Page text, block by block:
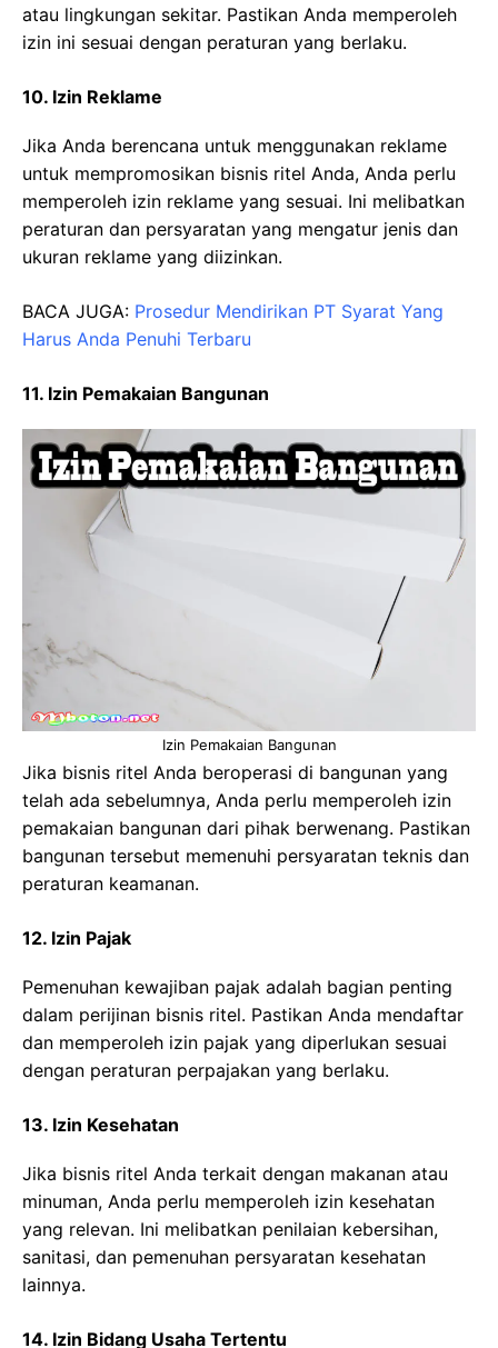
atau lingkungan sekitar. Pastikan Anda memperoleh
izin ini sesuai dengan peraturan yang berlaku.
10. Izin Reklame
Jika Anda berencana untuk menggunakan reklame
untuk mempromosikan bisnis ritel Anda, Anda perlu
memperoleh izin reklame yang sesuai. Ini melibatkan
peraturan dan persyaratan yang mengatur jenis dan
ukuran reklame yang diizinkan.
BACA JUGA: Prosedur Mendirikan PT Syarat Yang
Harus Anda Penuhi Terbaru
11. Izin Pemakaian Bangunan
Izin Pemakaian Bangunan
Jika bisnis ritel Anda beroperasi di bangunan yang
telah ada sebelumnya, Anda perlu memperoleh izin
pemakaian bangunan dari pihak berwenang. Pastikan
bangunan tersebut memenuhi persyaratan teknis dan
peraturan keamanan.
12. Izin Pajak
Pemenuhan kewajiban pajak adalah bagian penting
dalam perijinan bisnis ritel. Pastikan Anda mendaftar
dan memperoleh izin pajak yang diperlukan sesuai
dengan peraturan perpajakan yang berlaku.
13. Izin Kesehatan
Jika bisnis ritel Anda terkait dengan makanan atau
minuman, Anda perlu memperoleh izin kesehatan
yang relevan. Ini melibatkan penilaian kebersihan,
sanitasi, dan pemenuhan persyaratan kesehatan
lainnya.
14. Izin Bidang Usaha Tertentu